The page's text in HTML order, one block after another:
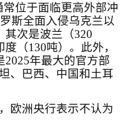
位于面临更高外部冲
斯全面入侵乌克兰以
其次是波兰（320
度（130吨）。此外，
2025年最大的官方部
、巴西、中国和土耳
欧洲央行表示不认为